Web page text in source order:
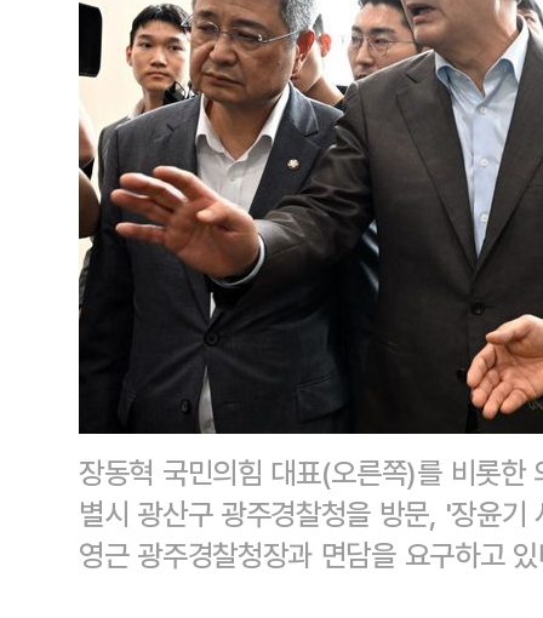
장동혁 국민의힘 대표(오른쪽)를 비롯
별시 광산구 광주경찰청을 방문, '장윤
영근 광주경찰청장과 면담을 요구하고